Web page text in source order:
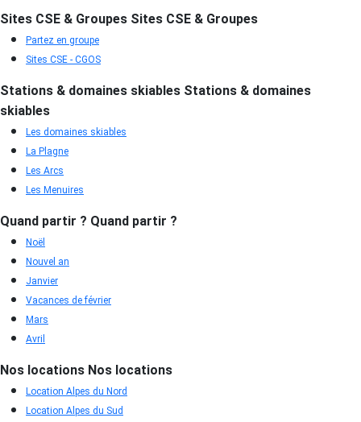
Sites CSE & Groupes Sites CSE & Groupes
Partez en groupe
Sites CSE - CGOS
Stations & domaines skiables Stations & domaines
skiables
Les domaines skiables
La Plagne
Les Arcs
Les Menuires
Quand partir ? Quand partir ?
Noël
Nouvel an
Janvier
Vacances de février
Mars
Avril
Nos locations Nos locations
Location Alpes du Nord
Location Alpes du Sud